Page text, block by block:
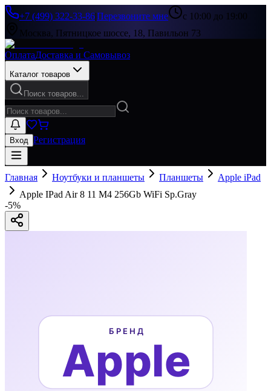
+7 (499) 322-33-86|Перезвоните мне
с 10:00 до 19:00
Москва, Пятницкое шоссе, 18, Павильон 73
ОплатаДоставка и Самовывоз
Каталог товаров
Поиск товаров...
Вход Регистрация
Главная Ноутбуки и планшеты Планшеты
Apple iPad
Apple IPad Air 8 11 M4 256Gb WiFi Sp.Gray
-5%